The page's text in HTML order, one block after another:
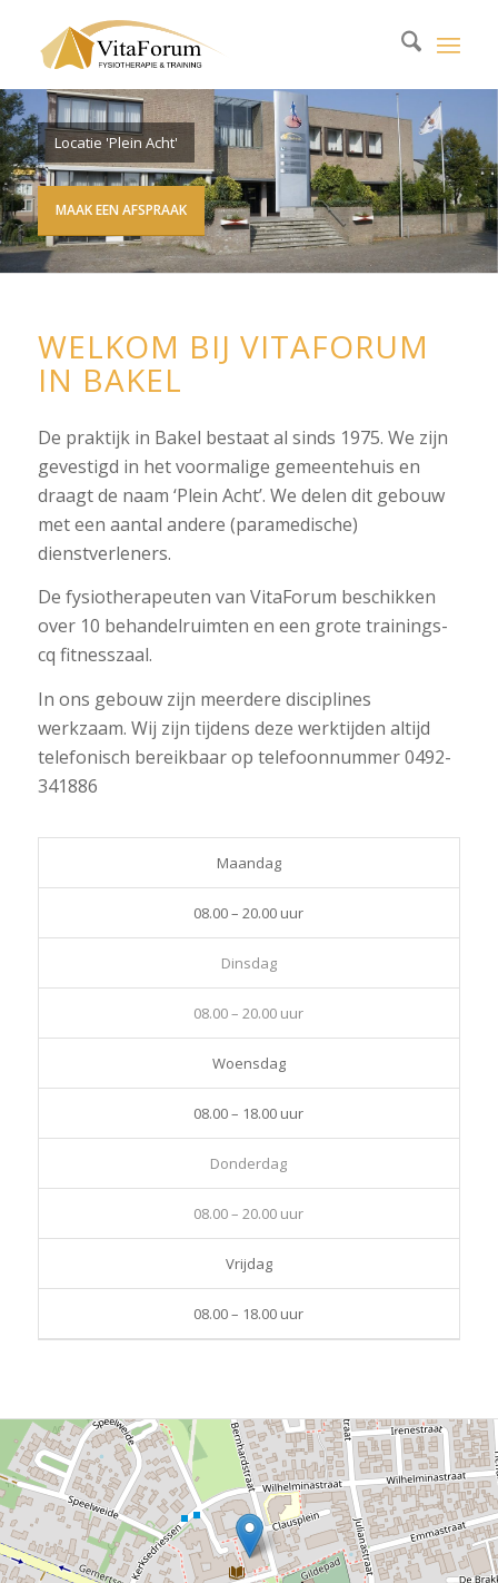
Locatie 'Plein Acht'
MAAK EEN AFSPRAAK
WELKOM BIJ VITAFORUM
IN BAKEL
De praktijk in Bakel bestaat al sinds 1975. We zijn
gevestigd in het voormalige gemeentehuis en
draagt de naam ‘Plein Acht’. We delen dit gebouw
met een aantal andere (paramedische)
dienstverleners.
De fysiotherapeuten van VitaForum beschikken
over 10 behandelruimten en een grote trainings-
cq fitnesszaal.
In ons gebouw zijn meerdere disciplines
werkzaam. Wij zijn tijdens deze werktijden altijd
telefonisch bereikbaar op telefoonnummer 0492-
341886
Maandag
08.00 – 20.00 uur
Dinsdag
08.00 – 20.00 uur
Woensdag
08.00 – 18.00 uur
Donderdag
08.00 – 20.00 uur
Vrijdag
08.00 – 18.00 uur